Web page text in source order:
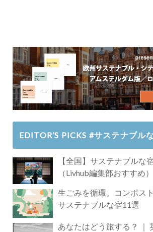
EDITOR’S PICKS #サステナブル
【全国】サステナブルな
（Livhub編集部おすすめ）
生ごみを循環。コンポス
サステナブルな宿11選
あなたはどう旅する？ ｜ 英国サステナブ